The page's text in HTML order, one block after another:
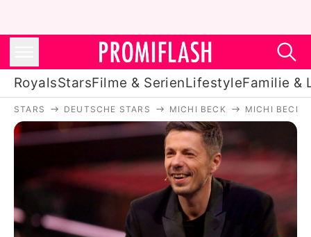
RoyalsStarsFilme & SerienLifestyleFamilie &
Royals
Stars
Filme & Serien
Lifestyle
STARS DEUTSCHE STARS MICHI BECK MICHI BECK: